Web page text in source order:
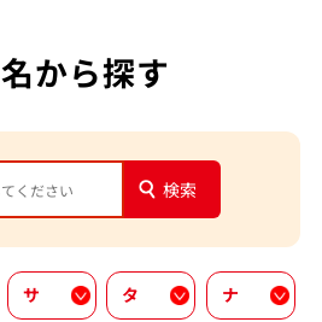
から探す
検索
サ タ ナ